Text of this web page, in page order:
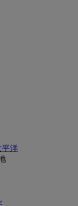
平洋